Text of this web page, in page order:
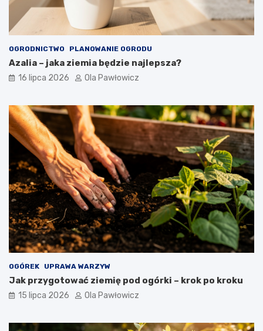
OGRODNICTWO PLANOWANIE OGRODU
Azalia – jaka ziemia będzie najlepsza?
16 lipca 2026 Ola Pawłowicz
OGÓREK UPRAWA WARZYW
Jak przygotować ziemię pod ogórki – krok po kroku
15 lipca 2026 Ola Pawłowicz